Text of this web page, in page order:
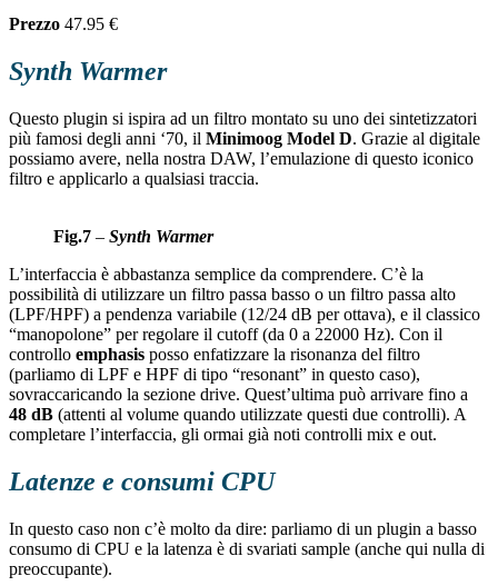
Prezzo 47.95 €
Synth Warmer
Questo plugin si ispira ad un filtro montato su uno dei sintetizzatori
più famosi degli anni ‘70, il Minimoog Model D. Grazie al digitale
possiamo avere, nella nostra DAW, l’emulazione di questo iconico
filtro e applicarlo a qualsiasi traccia.
Fig.7 – Synth Warmer
L’interfaccia è abbastanza semplice da comprendere. C’è la
possibilità di utilizzare un filtro passa basso o un filtro passa alto
(LPF/HPF) a pendenza variabile (12/24 dB per ottava), e il classico
“manopolone” per regolare il cutoff (da 0 a 22000 Hz). Con il
controllo emphasis posso enfatizzare la risonanza del filtro
(parliamo di LPF e HPF di tipo “resonant” in questo caso),
sovraccaricando la sezione drive. Quest’ultima può arrivare fino a
48 dB (attenti al volume quando utilizzate questi due controlli). A
completare l’interfaccia, gli ormai già noti controlli mix e out.
Latenze e consumi CPU
In questo caso non c’è molto da dire: parliamo di un plugin a basso
consumo di CPU e la latenza è di svariati sample (anche qui nulla di
preoccupante).